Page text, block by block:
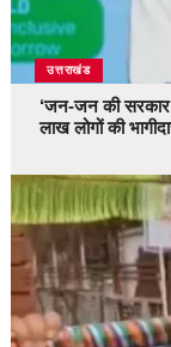
उत्तराखंड
‘जन-जन की
लाख लोगों की